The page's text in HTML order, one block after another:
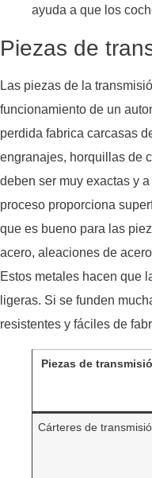
ayuda a que los
Piezas de
Las piezas de la
funcionamiento de un
perdida fabrica carcasas
engranajes, horquillas de
deben ser muy exactas y
proceso proporciona
que es bueno para las
acero, aleaciones de
Estos metales hacen que
ligeras. Si se funden
resistentes y fáciles de
Piezas de
Cárteres de